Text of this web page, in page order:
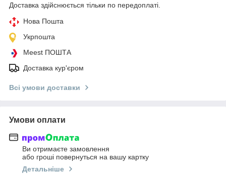
Доставка здійснюється тільки по передоплаті.
Нова Пошта
Укрпошта
Meest ПОШТА
Доставка кур'єром
Всі умови доставки
Умови оплати
Ви отримаєте замовлення
або гроші повернуться на вашу картку
Детальніше